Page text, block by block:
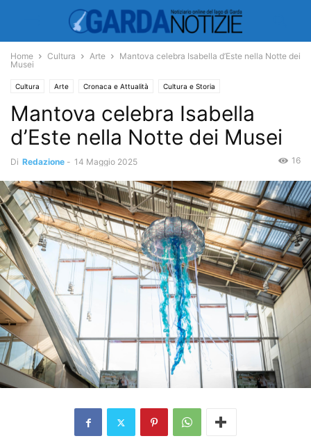
Home Cultura Arte
Mantova celebra Isabella d’Este nella Notte dei
Musei
Cultura Arte Cronaca e Attualità Cultura e Storia
Mantova celebra Isabella
d’Este nella Notte dei Musei
Di Redazione - 14 Maggio 2025 16